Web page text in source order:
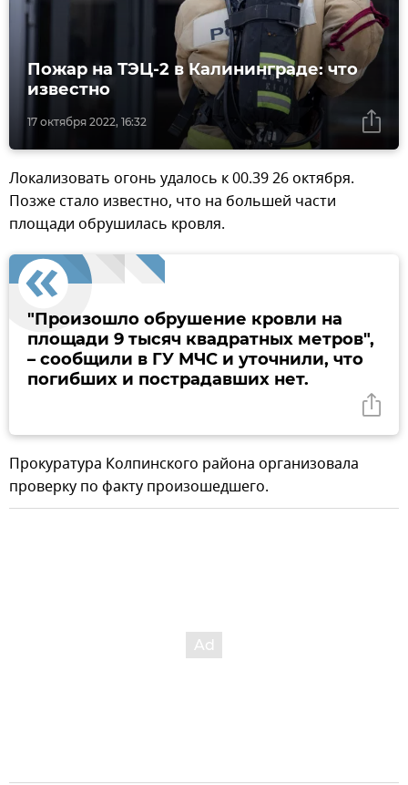
17 октября 2022, 16:32
Пожар на ТЭЦ-2 в Калининграде: что
известно
Локализовать огонь удалось к 00.39 26 октября.
Позже стало известно, что на большей части
площади обрушилась кровля.
"Произошло обрушение кровли на
площади 9 тысяч квадратных метров",
– сообщили в ГУ МЧС и уточнили, что
погибших и пострадавших нет.
Прокуратура Колпинского района организовала
проверку по факту произошедшего.